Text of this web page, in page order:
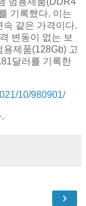
기록했다. 이는
속 같은 가격이다.
변동이 없는 보
용제품(128Gb) 고
달러를 기록한
10/980901/
›